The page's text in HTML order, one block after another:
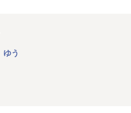
ゆう